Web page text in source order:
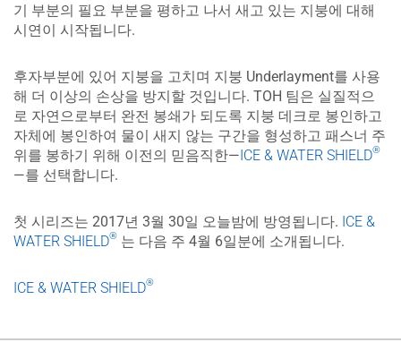
기 부분의 필요 부분을 평하고 나서 새고 있는 지붕에 대해
시연이 시작됩니다.
후자부분에 있어 지붕을 고치며 지붕 Underlayment를 사용
해 더 이상의 손상을 방지할 것입니다. TOH 팀은 실질적으
로 자연으로부터 완전 봉쇄가 되도록 지붕 데크로 봉인하고
자체에 봉인하여 물이 새지 않는 구간을 형성하고 패스너 주
위를 봉하기 위해 이전의 믿음직한—ICE & WATER SHIELD®
—를 선택합니다.
첫 시리즈는 2017년 3월 30일 오늘밤에 방영됩니다. ICE &
WATER SHIELD® 는 다음 주 4월 6일분에 소개됩니다.
​ICE & WATER SHIELD®